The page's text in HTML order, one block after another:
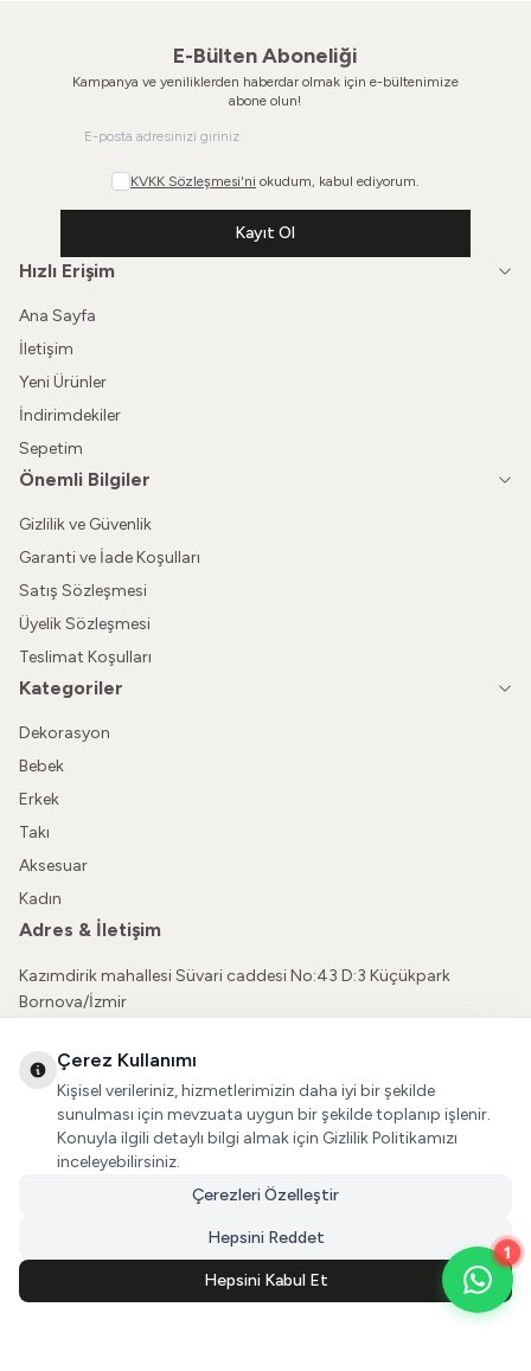
1
E-Bülten Aboneliği
Kampanya ve yeniliklerden haberdar olmak için e-bültenimize
abone olun!
KVKK Sözleşmesi'ni okudum, kabul ediyorum.
Kayıt Ol
Hızlı Erişim
Ana Sayfa
İletişim
Yeni Ürünler
İndirimdekiler
Sepetim
Önemli Bilgiler
Gizlilik ve Güvenlik
Garanti ve İade Koşulları
Satış Sözleşmesi
Üyelik Sözleşmesi
Teslimat Koşulları
Kategoriler
Dekorasyon
Bebek
Erkek
Takı
Aksesuar
Kadın
Adres & İletişim
Kazımdirik mahallesi Süvari caddesi No:43 D:3 Küçükpark
Bornova/İzmir
vatkaliguve@gmail.com
Sosyal Medya
İnstagram
Çerez Kullanımı
Kişisel verileriniz, hizmetlerimizin daha iyi bir şekilde
sunulması için mevzuata uygun bir şekilde toplanıp işlenir.
Konuyla ilgili detaylı bilgi almak için Gizlilik Politikamızı
inceleyebilirsiniz.
Çerezleri Özelleştir
Hepsini Reddet
Hepsini Kabul Et